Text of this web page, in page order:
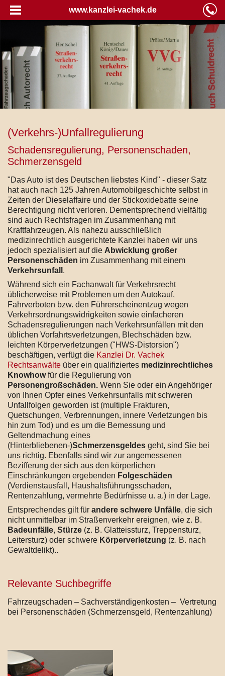
www.kanzlei-vachek.de
(Verkehrs-)Unfallregulierung
Schadensregulierung, Personenschaden,
Schmerzensgeld
"Das Auto ist des Deutschen liebstes Kind" - dieser Satz
hat auch nach 125 Jahren Automobilgeschichte selbst in
Zeiten der Dieselaffaire und der Stickoxidebatte seine
Berechtigung nicht verloren. Dementsprechend vielfältig
sind auch Rechtsfragen im Zusammenhang mit
Kraftfahrzeugen. Als nahezu ausschließlich
medizinrechtlich ausgerichtete Kanzlei haben wir uns
jedoch spezialisiert auf die Abwicklung großer
Personenschäden im Zusammenhang mit einem
Verkehrsunfall .
Während sich ein Fachanwalt für Verkehrsrecht
üblicherweise mit Problemen um den Autokauf,
Fahrverboten bzw. den Führerscheinentzug wegen
Verkehrsordnungswidrigkeiten sowie einfacheren
Schadensregulierungen nach Verkehrsunfällen mit den
üblichen Vorfahrtsverletzungen, Blechschäden bzw.
leichten Körperverletzungen ("HWS-Distorsion")
beschäftigen, verfügt die Kanzlei Dr. Vachek
Rechtsanwälte über ein qualifiziertes medizinrechtliches
Knowhowfür die Regulierung von
Personengroßschäden. Wenn Sie oder ein Angehöriger
von Ihnen Opfer eines Verkehrsunfalls mit schweren
Unfallfolgen geworden ist (multiple Frakturen,
Quetschungen, Verbrennungen, innere Verletzungen bis
hin zum Tod) und es um die Bemessung und
Geltendmachung eines
(Hinterbliebenen-)Schmerzensgeldes geht, sind Sie bei
uns richtig. Ebenfalls sind wir zur angemessenen
Bezifferung der sich aus den körperlichen
Einschränkungen ergebenden Folgeschäden
(Verdienstausfall, Haushaltsführungsschaden,
Rentenzahlung, vermehrte Bedürfnisse u. a.) in der Lage.
Entsprechendes gilt für andere schwere Unfälle, die sich
nicht unmittelbar im Straßenverkehr ereignen, wie z. B.
Badeunfälle, Stürze (z. B. Glatteissturz, Treppensturz,
Leitersturz) oder schwere Körperverletzung (z. B. nach
Gewaltdelikt)..
Relevante Suchbegriffe
Fahrzeugschaden – Sachverständigenkosten – Vertretung
bei Personenschäden (Schmerzensgeld, Rentenzahlung)